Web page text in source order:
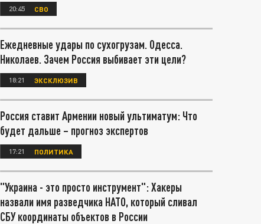
20:45 СВО
Ежедневные удары по сухогрузам. Одесса.
Николаев. Зачем Россия выбивает эти цели?
18:21 ЭКСКЛЮЗИВ
Россия ставит Армении новый ультиматум: Что
будет дальше – прогноз экспертов
17:21 ПОЛИТИКА
"Украина - это просто инструмент": Хакеры
назвали имя разведчика НАТО, который сливал
СБУ координаты объектов в России